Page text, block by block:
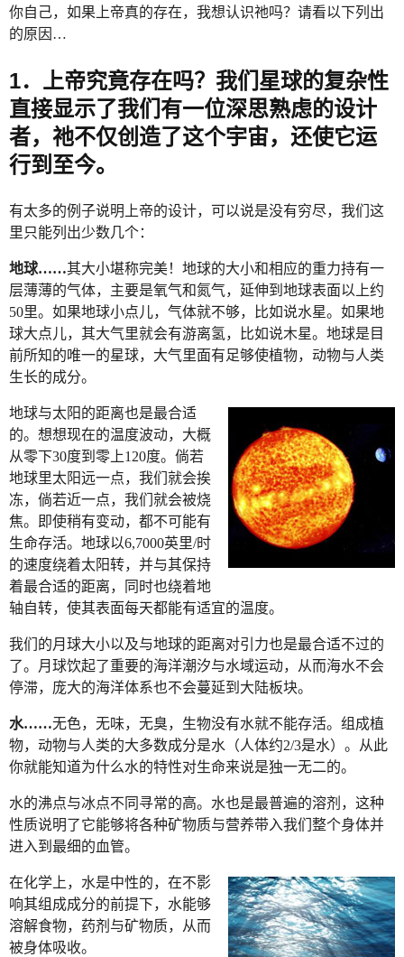
你自己，如果上帝真的存在，我想认识祂吗？请看以下列出
的原因…
1．上帝究竟存在吗？我们星球的复杂性
直接显示了我们有一位深思熟虑的设计
者，祂不仅创造了这个宇宙，还使它运
行到至今。
有太多的例子说明上帝的设计，可以说是没有穷尽，我们这
里只能列出少数几个：
地球……其大小堪称完美！地球的大小和相应的重力持有一
层薄薄的气体，主要是氧气和氮气，延伸到地球表面以上约
50里。如果地球小点儿，气体就不够，比如说水星。如果地
球大点儿，其大气里就会有游离氢，比如说木星。地球是目
前所知的唯一的星球，大气里面有足够使植物，动物与人类
生长的成分。
地球与太阳的距离也是最合适
的。想想现在的温度波动，大概
从零下30度到零上120度。倘若
地球里太阳远一点，我们就会挨
冻，倘若近一点，我们就会被烧
焦。即使稍有变动，都不可能有
生命存活。地球以6,7000英里/时
的速度绕着太阳转，并与其保持
着最合适的距离，同时也绕着地
轴自转，使其表面每天都能有适宜的温度。
我们的月球大小以及与地球的距离对引力也是最合适不过的
了。月球饮起了重要的海洋潮汐与水域运动，从而海水不会
停滞，庞大的海洋体系也不会蔓延到大陆板块。
水……无色，无味，无臭，生物没有水就不能存活。组成植
物，动物与人类的大多数成分是水（人体约2/3是水）。从此
你就能知道为什么水的特性对生命来说是独一无二的。
水的沸点与冰点不同寻常的高。水也是最普遍的溶剂，这种
性质说明了它能够将各种矿物质与营养带入我们整个身体并
进入到最细的血管。
在化学上，水是中性的，在不影
响其组成成分的前提下，水能够
溶解食物，药剂与矿物质，从而
被身体吸收。